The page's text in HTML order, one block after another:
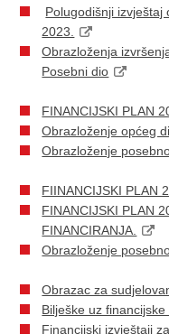
Polugodišnji izvještaj
2023.
Obrazloženja
Posebni dio
FINANCIJSKI PLAN
Obrazloženje općeg
Obrazloženje
FIINANCIJSKI PLAN
FINANCIJSKI PLAN
FINANCIRANJA.
Obrazloženje
Obrazac za
Bilješke uz
Financijski izvještaji